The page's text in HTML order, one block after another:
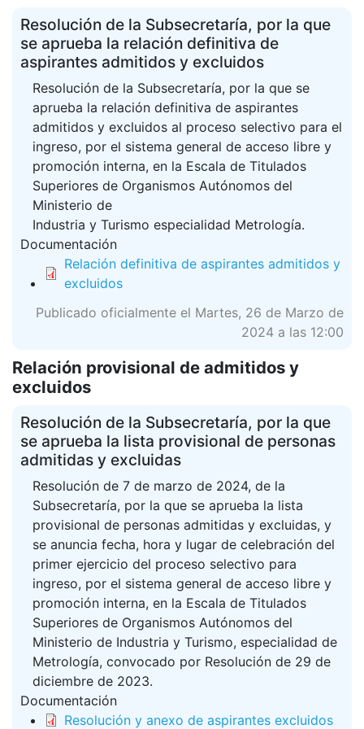
Resolución de la Subsecretaría, por la que
se aprueba la relación definitiva de
aspirantes admitidos y excluidos
Resolución de la Subsecretaría, por la que se
aprueba la relación definitiva de aspirantes
admitidos y excluidos al proceso selectivo para el
ingreso, por el sistema general de acceso libre y
promoción interna, en la Escala de Titulados
Superiores de Organismos Autónomos del
Ministerio de
Industria y Turismo especialidad Metrología.
Documentación
Relación definitiva de aspirantes admitidos y
excluidos
Publicado oficialmente el Martes, 26 de Marzo de
2024 a las 12:00
Relación provisional de admitidos y
excluidos
Resolución de la Subsecretaría, por la que
se aprueba la lista provisional de personas
admitidas y excluidas
Resolución de 7 de marzo de 2024, de la
Subsecretaría, por la que se aprueba la lista
provisional de personas admitidas y excluidas, y
se anuncia fecha, hora y lugar de celebración del
primer ejercicio del proceso selectivo para
ingreso, por el sistema general de acceso libre y
promoción interna, en la Escala de Titulados
Superiores de Organismos Autónomos del
Ministerio de Industria y Turismo, especialidad de
Metrología, convocado por Resolución de 29 de
diciembre de 2023.
Documentación
Resolución y anexo de aspirantes excluidos